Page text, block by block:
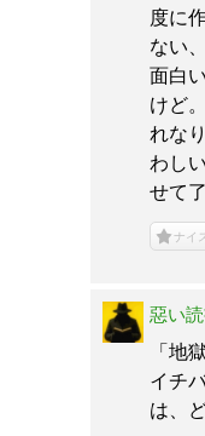
度に
ない
面白
けど
れな
わし
せて
ナイ
惡い
「地
イチ
は、